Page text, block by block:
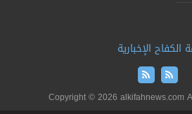
Copyright © 2026 alkifahnews.com